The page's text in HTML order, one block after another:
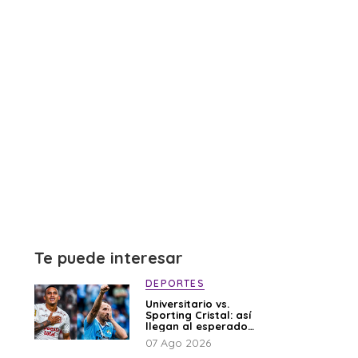
Te puede interesar
DEPORTES
Universitario vs.
Sporting Cristal: así
llegan al esperado
duelo
07 Ago 2026